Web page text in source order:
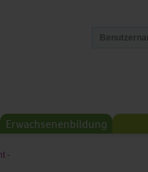
Erwachsenenbildung
-